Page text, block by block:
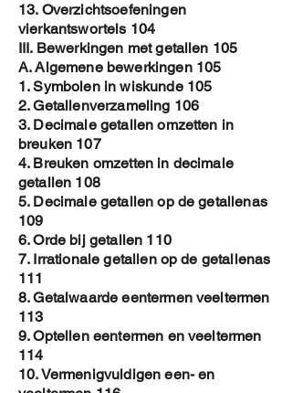
13. Overzichtsoefeningen
vierkantswortels 104
III. Bewerkingen met getallen 105
A. Algemene bewerkingen 105
1. Symbolen in wiskunde 105
2. Getallenverzameling 106
3. Decimale getallen omzetten in
breuken 107
4. Breuken omzetten in decimale
getallen 108
5. Decimale getallen op de getallenas
109
6. Orde bij getallen 110
7. Irrationale getallen op de getallenas
111
8. Getalwaarde eentermen veeltermen
113
9. Optellen eentermen en veeltermen
114
10. Vermenigvuldigen een- en